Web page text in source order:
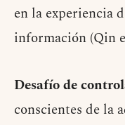
en la experiencia
información (Qin
Desafío de
conscientes de la